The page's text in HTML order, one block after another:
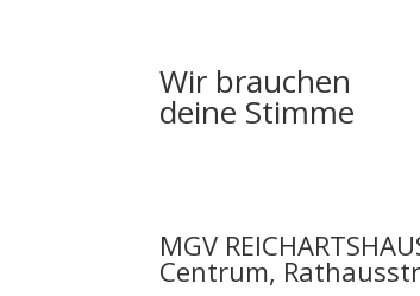
Wir brauchen
deine Stimme
MGV
Centrum,